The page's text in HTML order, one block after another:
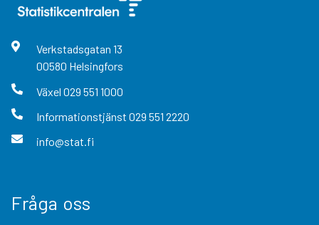
Verkstadsgatan 13
00580 Helsingfors
Växel 029 551 1000
Informationstjänst 029 551 2220
info@stat.fi
Fråga oss